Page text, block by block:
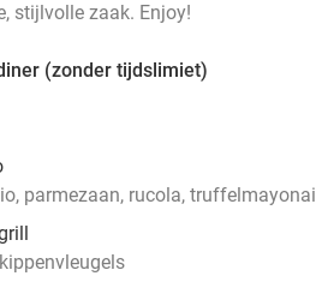
stijlvolle zaak. Enjoy!
(zonder tijdslimiet)
parmezaan, rucola,